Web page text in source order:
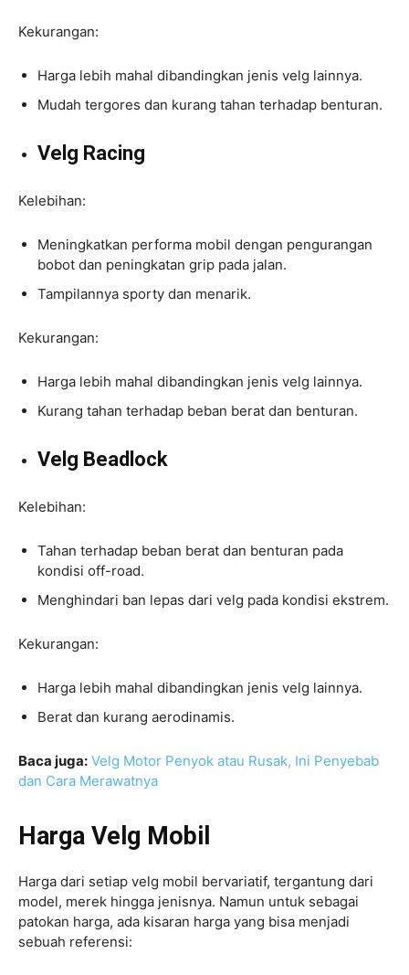
Kekurangan:
Harga lebih mahal dibandingkan jenis velg lainnya.
Mudah tergores dan kurang tahan terhadap benturan.
Velg Racing
Kelebihan:
Meningkatkan performa mobil dengan pengurangan
bobot dan peningkatan grip pada jalan.
Tampilannya sporty dan menarik.
Kekurangan:
Harga lebih mahal dibandingkan jenis velg lainnya.
Kurang tahan terhadap beban berat dan benturan.
Velg Beadlock
Kelebihan:
Tahan terhadap beban berat dan benturan pada
kondisi off-road.
Menghindari ban lepas dari velg pada kondisi ekstrem.
Kekurangan:
Harga lebih mahal dibandingkan jenis velg lainnya.
Berat dan kurang aerodinamis.
Baca juga: Velg Motor Penyok atau Rusak, Ini Penyebab
dan Cara Merawatnya
Harga Velg Mobil
Harga dari setiap velg mobil bervariatif, tergantung dari
model, merek hingga jenisnya. Namun untuk sebagai
patokan harga, ada kisaran harga yang bisa menjadi
sebuah referensi: